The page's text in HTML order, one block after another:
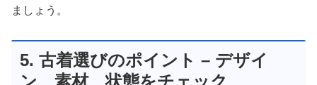
ましょう。
5. 古着選びのポイント – デザイ